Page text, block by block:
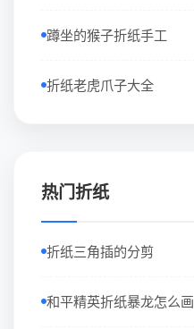
蹲坐的猴子折纸手工
折纸老虎爪子大全
热门折纸
折纸三角插的分剪
和平精英折纸暴龙怎么画